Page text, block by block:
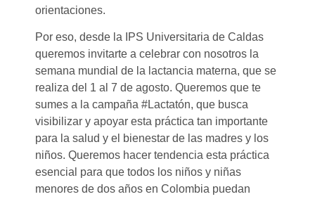
orientaciones.
Por eso, desde la IPS Universitaria de Caldas
queremos invitarte a celebrar con nosotros la
semana mundial de la lactancia materna, que se
realiza del 1 al 7 de agosto. Queremos que te
sumes a la campaña #Lactatón, que busca
visibilizar y apoyar esta práctica tan importante
para la salud y el bienestar de las madres y los
niños. Queremos hacer tendencia esta práctica
esencial para que todos los niños y niñas
menores de dos años en Colombia puedan